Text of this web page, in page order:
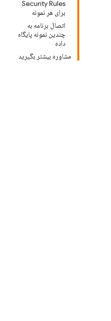
Security Rules
برای هر نمونه
اتصال برنامه به
چندین نمونه پایگاه
داده
مشاوره بیشتر بگیرید